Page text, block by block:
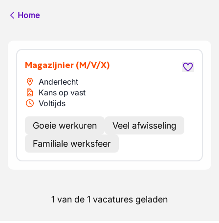
Home
Magazijnier (M/V/X)
Anderlecht
Kans op vast
Voltijds
Goeie werkuren
Veel afwisseling
Familiale werksfeer
1 van de 1 vacatures geladen